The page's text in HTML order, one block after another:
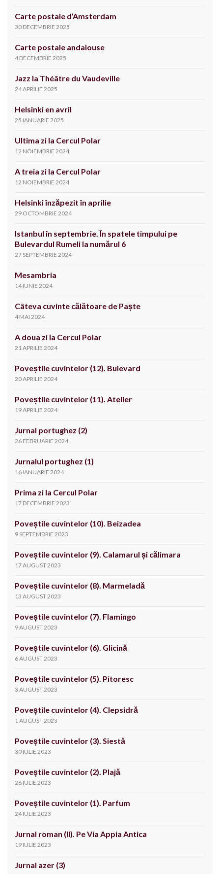
Carte postale d’Amsterdam
30 DECEMBRIE 2025
Carte postale andalouse
4 DECEMBRIE 2025
Jazz la Théâtre du Vaudeville
24 APRILIE 2025
Helsinki en avril
25 IANUARIE 2025
Ultima zi la Cercul Polar
12 NOIEMBRIE 2024
A treia zi la Cercul Polar
12 NOIEMBRIE 2024
Helsinki înzăpezit în aprilie
29 OCTOMBRIE 2024
Istanbul în septembrie. În spatele timpului pe
Bulevardul Rumeli la numărul 6
27 SEPTEMBRIE 2024
Mesambria
14 IUNIE 2024
Câteva cuvinte călătoare de Paște
4 MAI 2024
A doua zi la Cercul Polar
21 APRILIE 2024
Poveștile cuvintelor (12). Bulevard
20 APRILIE 2024
Poveștile cuvintelor (11). Atelier
19 APRILIE 2024
Jurnal portughez (2)
26 FEBRUARIE 2024
Jurnalul portughez (1)
16 IANUARIE 2024
Prima zi la Cercul Polar
17 DECEMBRIE 2023
Poveștile cuvintelor (10). Beizadea
9 SEPTEMBRIE 2023
Poveștile cuvintelor (9). Calamarul și călimara
17 AUGUST 2023
Poveștile cuvintelor (8). Marmeladă
13 AUGUST 2023
Poveștile cuvintelor (7). Flamingo
9 AUGUST 2023
Poveștile cuvintelor (6). Glicină
6 AUGUST 2023
Poveștile cuvintelor (5). Pitoresc
3 AUGUST 2023
Poveștile cuvintelor (4). Clepsidră
1 AUGUST 2023
Poveștile cuvintelor (3). Siestă
30 IULIE 2023
Poveștile cuvintelor (2). Plajă
26 IULIE 2023
Poveștile cuvintelor (1). Parfum
24 IULIE 2023
Jurnal roman (II). Pe Via Appia Antica
19 IULIE 2023
Jurnal azer (3)